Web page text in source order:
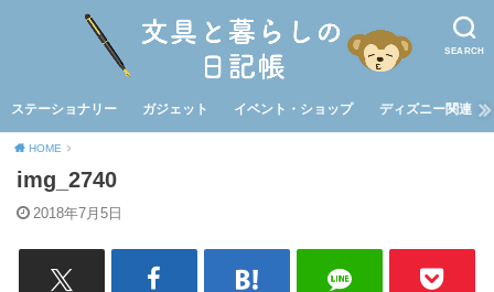
SEARCH
ステーショナリー ガジェット イベント・ショップ ディズニー関連
HOME
img_2740
2018年7月5日